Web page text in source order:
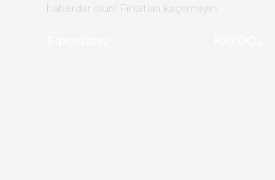
haberdar olun! Fırsatları kaçırmayın.